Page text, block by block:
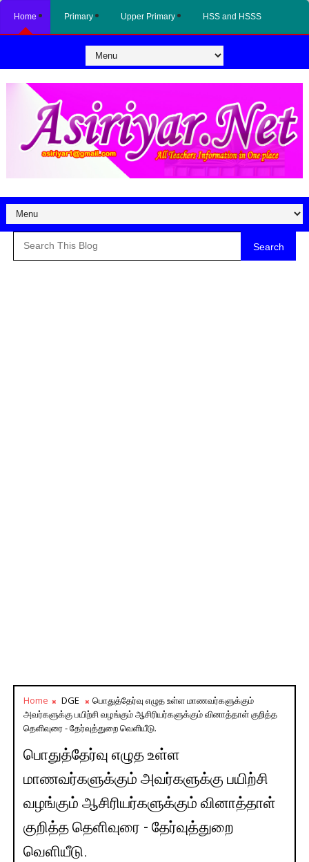
Home Primary Upper Primary HSS and HSSS
Search
Home DGE
பொதுத்தேர்வு எழுத உள்ள மாணவர்களுக்கும்
அவர்களுக்கு பயிற்சி வழங்கும் ஆசிரியர்களுக்கும் வினாத்தாள் குறித்த
தெளிவுரை - தேர்வுத்துறை வெளியீடு.
பொதுத்தேர்வு எழுத உள்ள
மாணவர்களுக்கும் அவர்களுக்கு பயிற்சி
வழங்கும் ஆசிரியர்களுக்கும் வினாத்தாள்
குறித்த தெளிவுரை - தேர்வுத்துறை
வெளியீடு.